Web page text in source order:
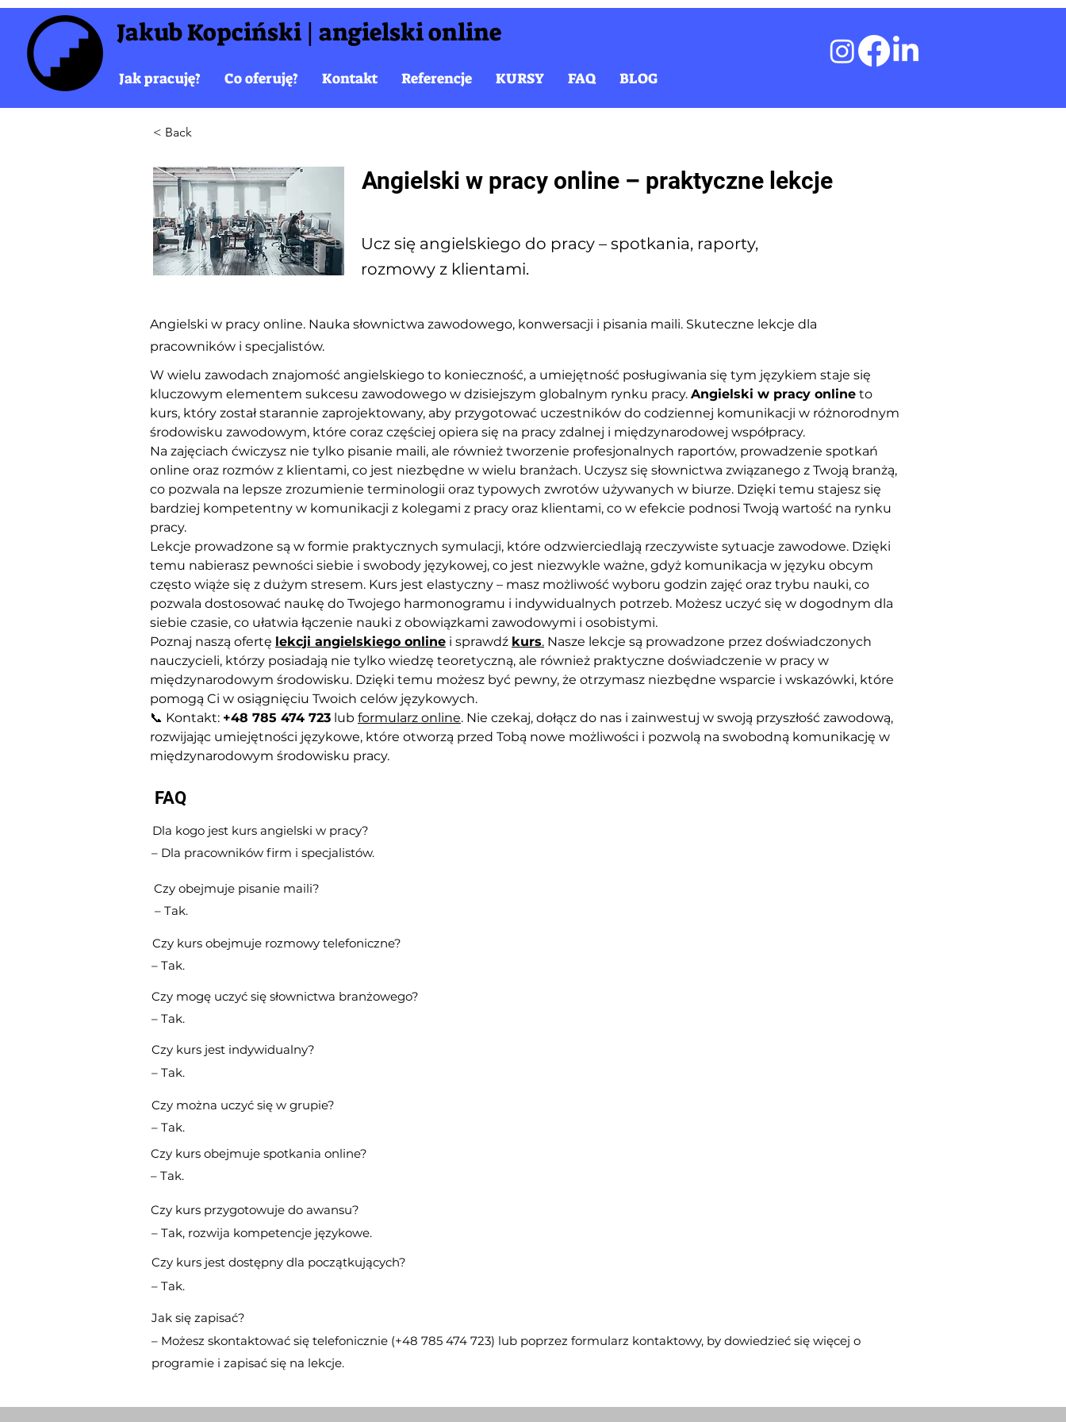
Jakub Kopciński | angielski online
Jak pracuję? Co oferuję? Kontakt Referencje KURSY FAQ BLOG
< Back
Angielski w pracy online – praktyczne lekcje
Ucz się angielskiego do pracy – spotkania, raporty,
rozmowy z klientami.
Angielski w pracy online. Nauka słownictwa zawodowego, konwersacji i pisania maili. Skuteczne lekcje dla
pracowników i specjalistów.
W wielu zawodach znajomość angielskiego to konieczność, a umiejętność posługiwania się tym językiem staje się
kluczowym elementem sukcesu zawodowego w dzisiejszym globalnym rynku pracy. Angielski w pracy online to
kurs, który został starannie zaprojektowany, aby przygotować uczestników do codziennej komunikacji w różnorodnym
środowisku zawodowym, które coraz częściej opiera się na pracy zdalnej i międzynarodowej współpracy.
Na zajęciach ćwiczysz nie tylko pisanie maili, ale również tworzenie profesjonalnych raportów, prowadzenie spotkań
online oraz rozmów z klientami, co jest niezbędne w wielu branżach. Uczysz się słownictwa związanego z Twoją branżą,
co pozwala na lepsze zrozumienie terminologii oraz typowych zwrotów używanych w biurze. Dzięki temu stajesz się
bardziej kompetentny w komunikacji z kolegami z pracy oraz klientami, co w efekcie podnosi Twoją wartość na rynku
pracy.
Lekcje prowadzone są w formie praktycznych symulacji, które odzwierciedlają rzeczywiste sytuacje zawodowe. Dzięki
temu nabierasz pewności siebie i swobody językowej, co jest niezwykle ważne, gdyż komunikacja w języku obcym
często wiąże się z dużym stresem. Kurs jest elastyczny – masz możliwość wyboru godzin zajęć oraz trybu nauki, co
pozwala dostosować naukę do Twojego harmonogramu i indywidualnych potrzeb. Możesz uczyć się w dogodnym dla
siebie czasie, co ułatwia łączenie nauki z obowiązkami zawodowymi i osobistymi.
Poznaj naszą ofertę lekcji angielskiego online i sprawdź kurs. Nasze lekcje są prowadzone przez doświadczonych
nauczycieli, którzy posiadają nie tylko wiedzę teoretyczną, ale również praktyczne doświadczenie w pracy w
międzynarodowym środowisku. Dzięki temu możesz być pewny, że otrzymasz niezbędne wsparcie i wskazówki, które
pomogą Ci w osiągnięciu Twoich celów językowych.
📞 Kontakt: +48 785 474 723 lub formularz online. Nie czekaj, dołącz do nas i zainwestuj w swoją przyszłość zawodową,
rozwijając umiejętności językowe, które otworzą przed Tobą nowe możliwości i pozwolą na swobodną komunikację w
międzynarodowym środowisku pracy.
FAQ
Dla kogo jest kurs angielski w pracy?
– Dla pracowników firm i specjalistów.
Czy obejmuje pisanie maili?
– Tak.
Czy kurs obejmuje rozmowy telefoniczne?
– Tak.
Czy mogę uczyć się słownictwa branżowego?
– Tak.
Czy kurs jest indywidualny?
– Tak.
Czy można uczyć się w grupie?
– Tak.
Czy kurs obejmuje spotkania online?
– Tak.
Czy kurs przygotowuje do awansu?
– Tak, rozwija kompetencje językowe.
Czy kurs jest dostępny dla początkujących?
– Tak.
Jak się zapisać?
– Możesz skontaktować się telefonicznie (+48 785 474 723) lub poprzez formularz kontaktowy, by dowiedzieć się więcej o
programie i zapisać się na lekcje.